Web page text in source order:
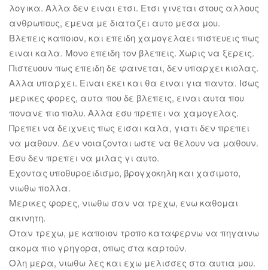
λογικα. Αλλα δεν ειναι ετσι. Ετσι γινεται στους αλλους
ανθρωπους, εμενα με διαταζει αυτο μεσα μου.
Βλεπεις καποιον, και επειδη χαμογελαει πιστευεις πως
ειναι καλα. Μονο επειδη τον βλεπεις. Χωρις να ξερεις.
Πιστευουν πως επειδη δε φαινεται, δεν υπαρχει κιολας.
Αλλα υπαρχει. Ειναι εκει και θα ειναι για παντα. Ισως
μερικες φορες, αυτα που δε βλεπεις, ειναι αυτα που
πονανε πιο πολυ. Αλλα εσυ πρεπει να χαμογελας.
Πρεπει να δειχνεις πως εισαι καλα, γιατι δεν πρεπει
να μαθουν. Δεν νοιαζονται ωστε να θελουν να μαθουν.
Εσυ δεν πρεπει να μιλας γι αυτο.
Εχοντας υποθυροειδισμο, βρογχοκηλη και χασιμοτο,
νιωθω πολλα.
Μερικες φορες, νιωθω σαν να τρεχω, ενω καθομαι
ακινητη.
Οταν τρεχω, με καποιον τροπο καταφερνω να πηγαινω
ακομα πιο γρηγορα, οπως στα καρτούν.
Ολη μερα, νιωθω λες και εχω μελισσες στα αυτια μου.